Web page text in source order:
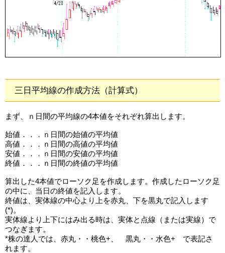
三日平均線の作成方法（計算式）
まず、ｎ日間の平均線の4本値をそれぞれ算出します。
始値．．．ｎ日間の始値の平均値
高値．．．ｎ日間の高値の平均値
安値．．．ｎ日間の安値の平均値
終値．．．ｎ日間の終値の平均値
算出した4本値でローソク足を作成します。作成したローソク足
の中に、当日の終値を記入します。
終値は、実体線の中心より上を赤丸、下を黒丸で記入します
(*)。
実体線より上下にはみ出る時は、実体と点線（または実線）で
つなぎます。
*株の達人では、赤丸・・桃色+、 黒丸・・水色+ で表記さ
れます。